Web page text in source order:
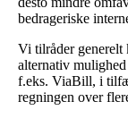
bedrageriske
Vi tilråder generelt
alternativ
f.eks. ViaBill, i
regningen over